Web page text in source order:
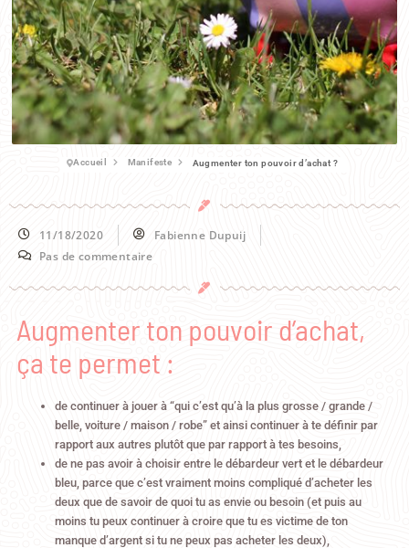
Accueil Manifeste Augmenter ton pouvoir d’achat ?
11/18/2020
Fabienne Dupuij
Pas de commentaire
Augmenter ton pouvoir d’achat,
ça te permet :
de continuer à jouer à “qui c’est qu’à la plus grosse / grande /
belle, voiture / maison / robe” et ainsi continuer à te définir par
rapport aux autres plutôt que par rapport à tes besoins,
de ne pas avoir à choisir entre le débardeur vert et le débardeur
bleu, parce que c’est vraiment moins compliqué d’acheter les
deux que de savoir de quoi tu as envie ou besoin (et puis au
moins tu peux continuer à croire que tu es victime de ton
manque d’argent si tu ne peux pas acheter les deux),